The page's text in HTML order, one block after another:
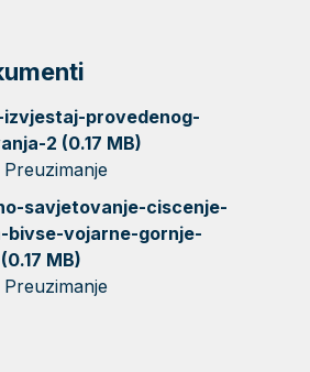
provedenog-
2 (0.17 MB)
Preuzimanje
savjetovanje-ciscenje-
bivse-vojarne-gornje-
MB)
Preuzimanje